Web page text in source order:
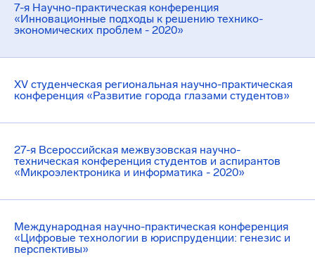
7-я Научно-практическая конференция
«Инновационные подходы к решению технико-
экономических проблем - 2020»
XV студенческая региональная научно-практическая
конференция «Развитие города глазами студентов»
27-я Всероссийская межвузовская научно-
техническая конференция студентов и аспирантов
«Микроэлектроника и информатика - 2020»
Международная научно-практическая конференция
«Цифровые технологии в юриспруденции: генезис и
перспективы»